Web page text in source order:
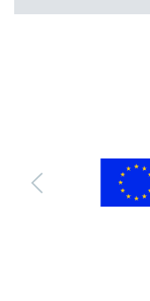
předchozí